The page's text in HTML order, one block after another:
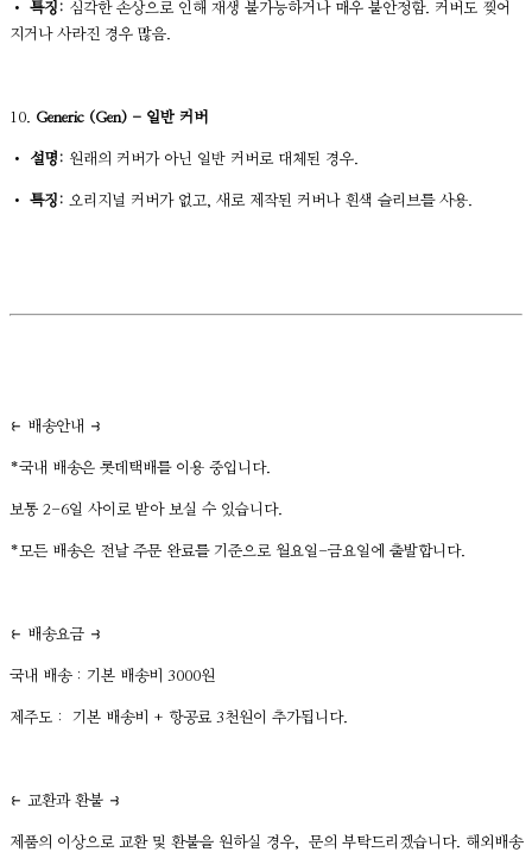
• 특징: 심각한 손상으로 인해 재생 불가능하거나 매우 불안정함. 커버도 찢어
지거나 사라진 경우 많음.
10. Generic (Gen) - 일반 커버
• 설명: 원래의 커버가 아닌 일반 커버로 대체된 경우.
• 특징: 오리지널 커버가 없고, 새로 제작된 커버나 흰색 슬리브를 사용.
⥼ 배송안내 ⥽
*국내 배송은 롯데택배를 이용 중입니다.
보통 2-6일 사이로 받아 보실 수 있습니다.
*모든 배송은 전날 주문 완료를 기준으로 월요일-금요일에 출발합니다.
⥼ 배송요금 ⥽
국내 배송 : 기본 배송비 3000원
제주도 : 기본 배송비 + 항공료 3천원이 추가됩니다.
⥼ 교환과 환불 ⥽
제품의 이상으로 교환 및 환불을 원하실 경우, 문의 부탁드리겠습니다. 해외배송